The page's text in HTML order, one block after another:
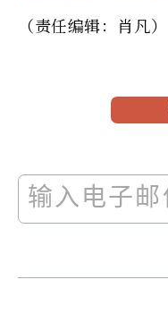
（责任编辑：肖凡）